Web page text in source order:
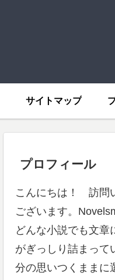
サイトマップ
プロフィール
こんにちは！ 訪問
ございます。
どんな小説でも文章
がぎっしり詰まって
分の思いつくままに